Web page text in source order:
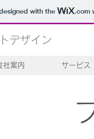
with the .com
デザイン
社案内 サービス